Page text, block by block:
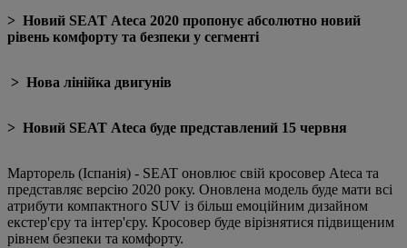
> Новий SEAT Ateca 2020 пропонує абсолютно новий
рівень комфорту та безпеки у сегменті
> Нова лінійка двигунів
> Новий SEAT Ateca буде представлений 15 червня
Марторель (Іспанія) - SEAT оновлює свій кросовер Ateca та
представляє версію 2020 року. Оновлена модель буде мати всі
атрибути компактного SUV із більш емоційним дизайном
екстер'єру та інтер'єру. Кросовер буде вірізнятися підвищеним
рівнем безпеки та комфорту.